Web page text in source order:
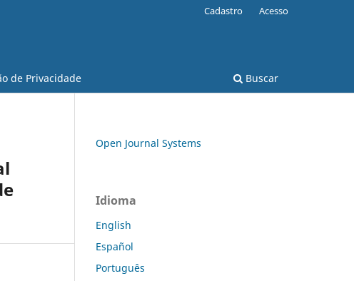
de Privacidade Buscar
Cadastro Acesso
Open Journal Systems
Idioma
English
Español
Português